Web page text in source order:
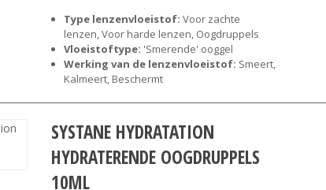
Type lenzenvloeistof: Voor zachte
lenzen, Voor harde lenzen, Oogdruppels
Vloeistoftype: 'Smerende' ooggel
Werking van de lenzenvloeistof: Smeert,
Kalmeert, Beschermt
SYSTANE HYDRATATION
HYDRATERENDE OOGDRUPPELS
10ML